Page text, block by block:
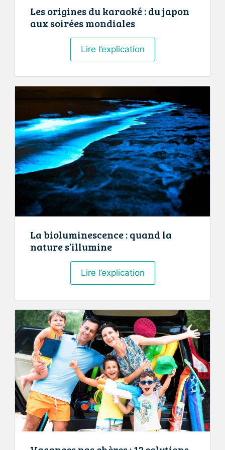
Les origines du karaoké : du japon
aux soirées mondiales
Lire l’explicationLes
origines
karaoké
:
du
japon
aux
soirées
mondiales
La bioluminescence : quand la
nature s’illumine
Lire l’explicationLa
bioluminescence
quand
la
nature
s’illumine